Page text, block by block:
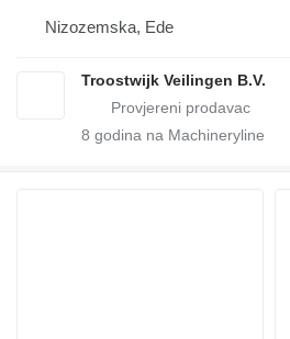
Nizozemska, Ede
Troostwijk Veilingen B.V.
8 godina na Machineryline